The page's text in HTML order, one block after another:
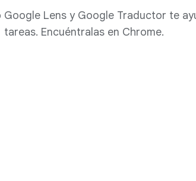
Lens y Google Traductor te
tareas. Encuéntralas en Chrome.